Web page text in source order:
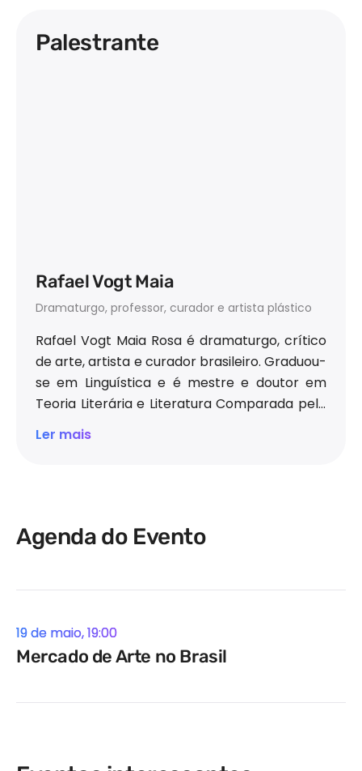
Palestrante
Rafael Vogt Maia
Dramaturgo, professor, curador e artista plástico
Rafael Vogt Maia Rosa é dramaturgo, crítico
de arte, artista e curador brasileiro. Graduou-
se em Linguística e é mestre e doutor em
Teoria Literária e Literatura Comparada pela
Universidade de São Paulo.
University, nos EUA, entre 2010 e 2015.
trajetória artística investiga a teatralidade na
nas intersecções entre imagem, cena e
recentes, destacam-se as exposições
individuais "Senhor das Nuvens" (2019),
e Outras Aves" (2024–2025),além da
"Complexo de Oleanas".
É autor de ensaios
Ler mais
Agenda do Evento
19 de maio, 19:00
Mercado de Arte no Brasil